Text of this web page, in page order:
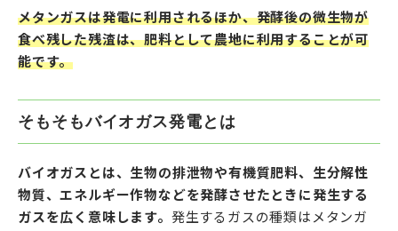
メタンガスは発電に利用されるほか、発酵後の微生物が
食べ残した残渣は、肥料として農地に利用することが可
能です。
そもそもバイオガス発電とは
バイオガスとは、生物の排泄物や有機質肥料、生分解性
物質、エネルギー作物などを発酵させたときに発生する
ガスを広く意味します。 発生するガスの種類はメタンガ